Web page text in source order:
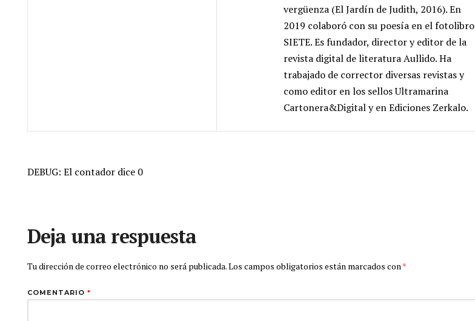
vergüenza (El Jardín de Judith, 2016). En
2019 colaboró con su poesía en el fotolibro
SIETE. Es fundador, director y editor de la
revista digital de literatura Aullido. Ha
trabajado de corrector diversas revistas y
como editor en los sellos Ultramarina
Cartonera&Digital y en Ediciones Zerkalo.
DEBUG: El contador dice 0
Deja una respuesta
Tu dirección de correo electrónico no será publicada.Los campos obligatorios están marcados con*
COMENTARIO *